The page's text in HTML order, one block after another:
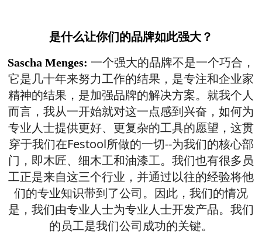
是什么让你们的品牌如此强大？
Sascha Menges: 一个强大的品牌不是一个巧合，
它是几十年来努力工作的结果，是专注和企业家
精神的结果，是加强品牌的解决方案。就我个人
而言，我从一开始就对这一点感到兴奋，如何为
专业人士提供更好、更复杂的工具的愿望，这贯
穿于我们在Festool所做的一切--为我们的核心部
门，即木匠、细木工和油漆工。我们也有很多员
工正是来自这三个行业，并通过以往的经验将他
们的专业知识带到了公司。因此，我们的情况
是，我们由专业人士为专业人士开发产品。我们
的员工是我们公司成功的关键。